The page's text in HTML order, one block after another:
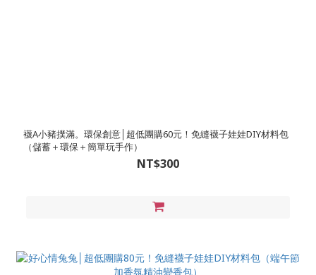
襪A小豬撲滿。環保創意│超低團購60元！免縫襪子娃娃DIY材料包
（儲蓄＋環保＋簡單玩手作）
NT$300